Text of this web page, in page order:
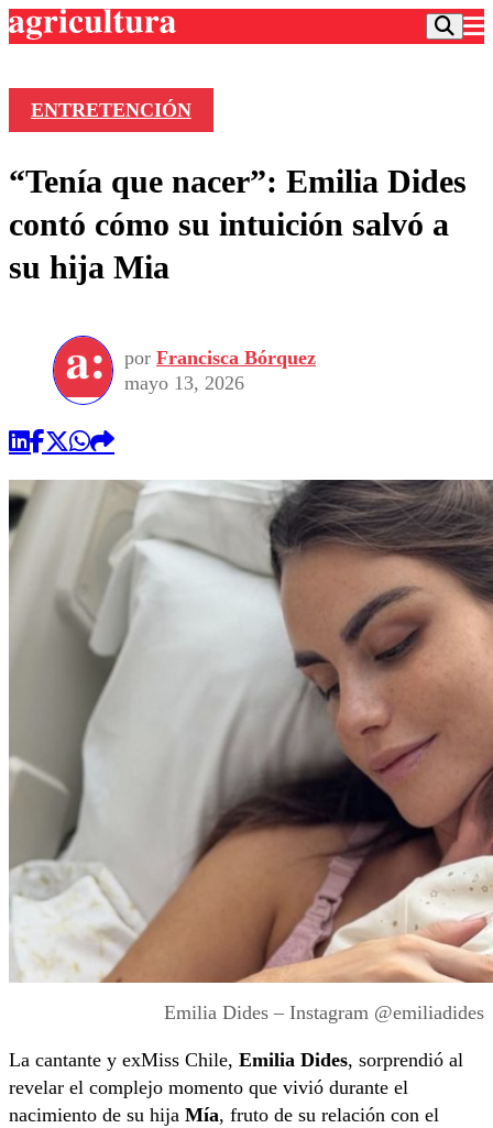
Frecuencias
Agricultura TV
Deportes
Colo Colo
Seleccion Chilena
Torneo Internacional
Universidad de Chile
Entretención
Economía
Internacional
Sustentabilidad
Publicaciones en medios
Opinión
ENTRETENCIÓN
“Tenía que nacer”: Emilia Dides
contó cómo su intuición salvó a
su hija Mia
por Francisca Bórquez
mayo 13, 2026
Emilia Dides – Instagram @emiliadides
La cantante y exMiss Chile, Emilia Dides, sorprendió al
revelar el complejo momento que vivió durante el
nacimiento de su hija Mía, fruto de su relación con el